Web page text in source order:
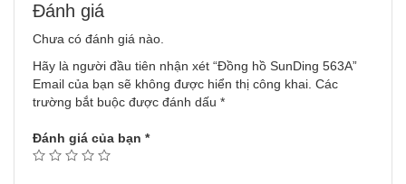
Đánh giá
Chưa có đánh giá nào.
Hãy là người đầu tiên nhận xét “Đồng hồ SunDing 563A”
Email của bạn sẽ không được hiển thị công khai. Các
trường bắt buộc được đánh dấu *
Đánh giá của bạn *